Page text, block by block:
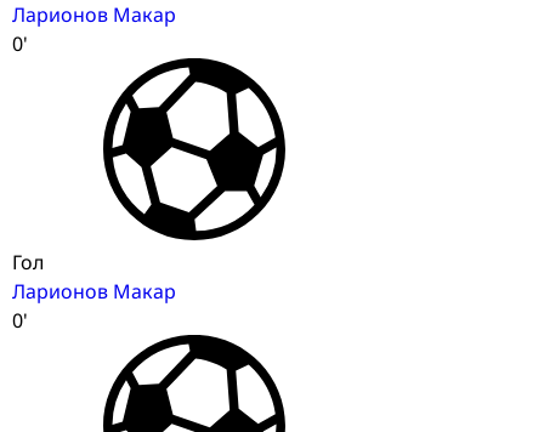
Ларионов Макар
0'
Гол
Ларионов Макар
0'